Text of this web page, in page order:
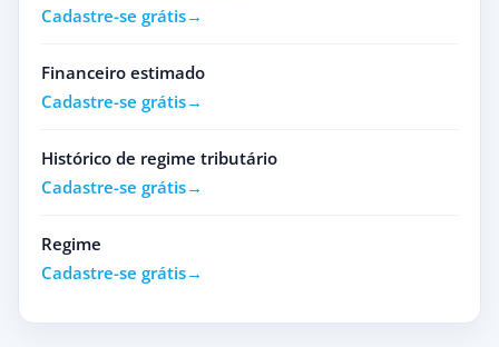
Cadastre-se grátis
Financeiro estimado
Cadastre-se grátis
Histórico de regime tributário
Cadastre-se grátis
Regime
Cadastre-se grátis